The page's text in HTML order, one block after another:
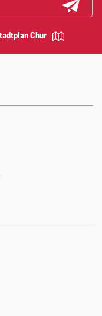
Chur